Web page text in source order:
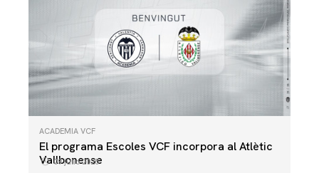
ACADEMIA VCF
El programa Escoles VCF incorpora al Atlètic
Vallbonense
09 julio 2025